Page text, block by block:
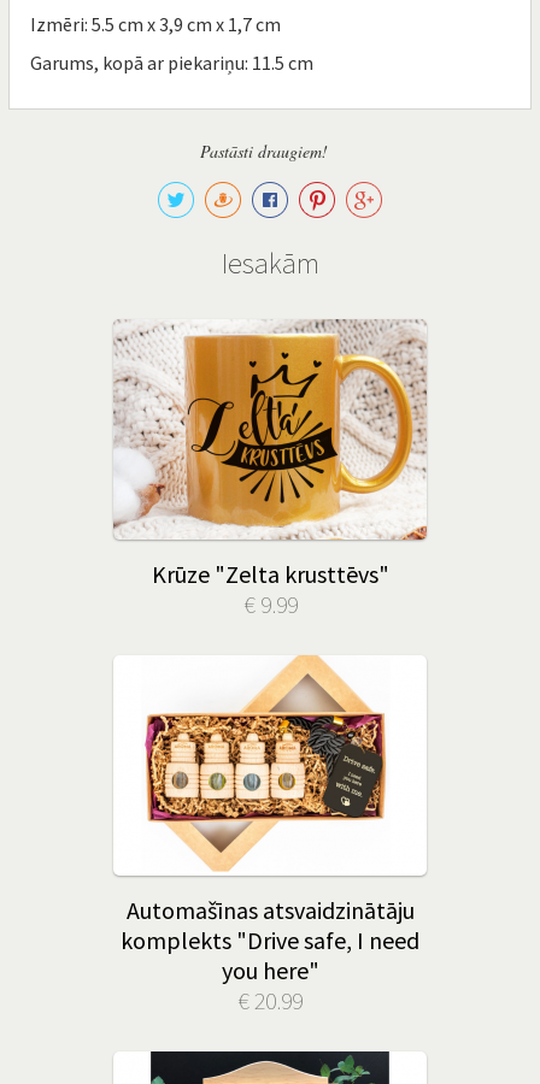
Izmēri: 5.5 cm x 3,9 cm x 1,7 cm
Garums, kopā ar piekariņu: 11.5 cm
Pastāsti draugiem!
Iesakām
Krūze "Zelta krusttēvs"
€ 9.99
Automašīnas atsvaidzinātāju
komplekts "Drive safe, I need
you here"
€ 20.99